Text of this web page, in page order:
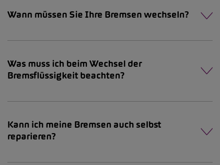
Wann müssen Sie Ihre Bremsen wechseln?
Was muss ich beim Wechsel der
Bremsflüssigkeit beachten?
Kann ich meine Bremsen auch selbst
reparieren?